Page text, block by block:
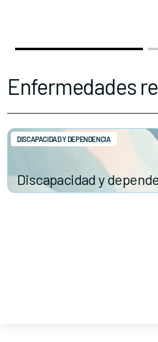
Enfermedades
Discapacidad y
DISCAPACIDAD Y DEPENDENCIA